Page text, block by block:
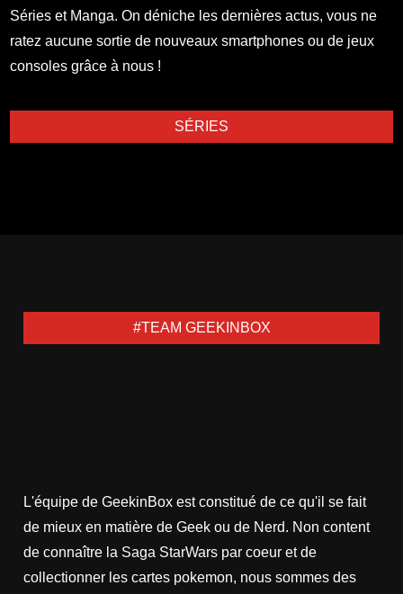
Séries et Manga. On déniche les dernières actus, vous ne
ratez aucune sortie de nouveaux smartphones ou de jeux
consoles grâce à nous !
SÉRIES
#TEAM GEEKINBOX
L'équipe de GeekinBox est constitué de ce qu'il se fait
de mieux en matière de Geek ou de Nerd. Non content
de connaître la Saga StarWars par coeur et de
collectionner les cartes pokemon, nous sommes des